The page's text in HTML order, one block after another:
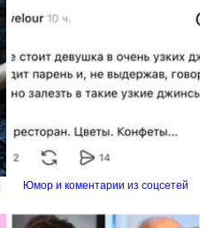
Юмор и коментарии из соцсетей